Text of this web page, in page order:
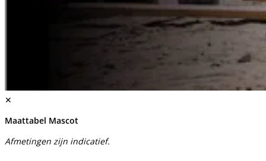
✕
Maattabel Mascot
Afmetingen zijn indicatief.